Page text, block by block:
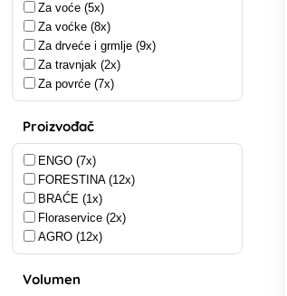
Za voće (5x)
Za voćke (8x)
Za drveće i grmlje (9x)
Za travnjak (2x)
Za povrće (7x)
Proizvođač
ENGO (7x)
FORESTINA (12x)
BRAĆE (1x)
Floraservice (2x)
AGRO (12x)
Volumen